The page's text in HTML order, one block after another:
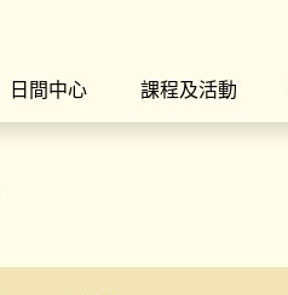
日間中心 課程及活動